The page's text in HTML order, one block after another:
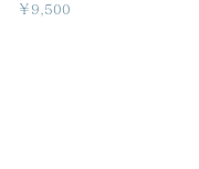
価格
￥9,500